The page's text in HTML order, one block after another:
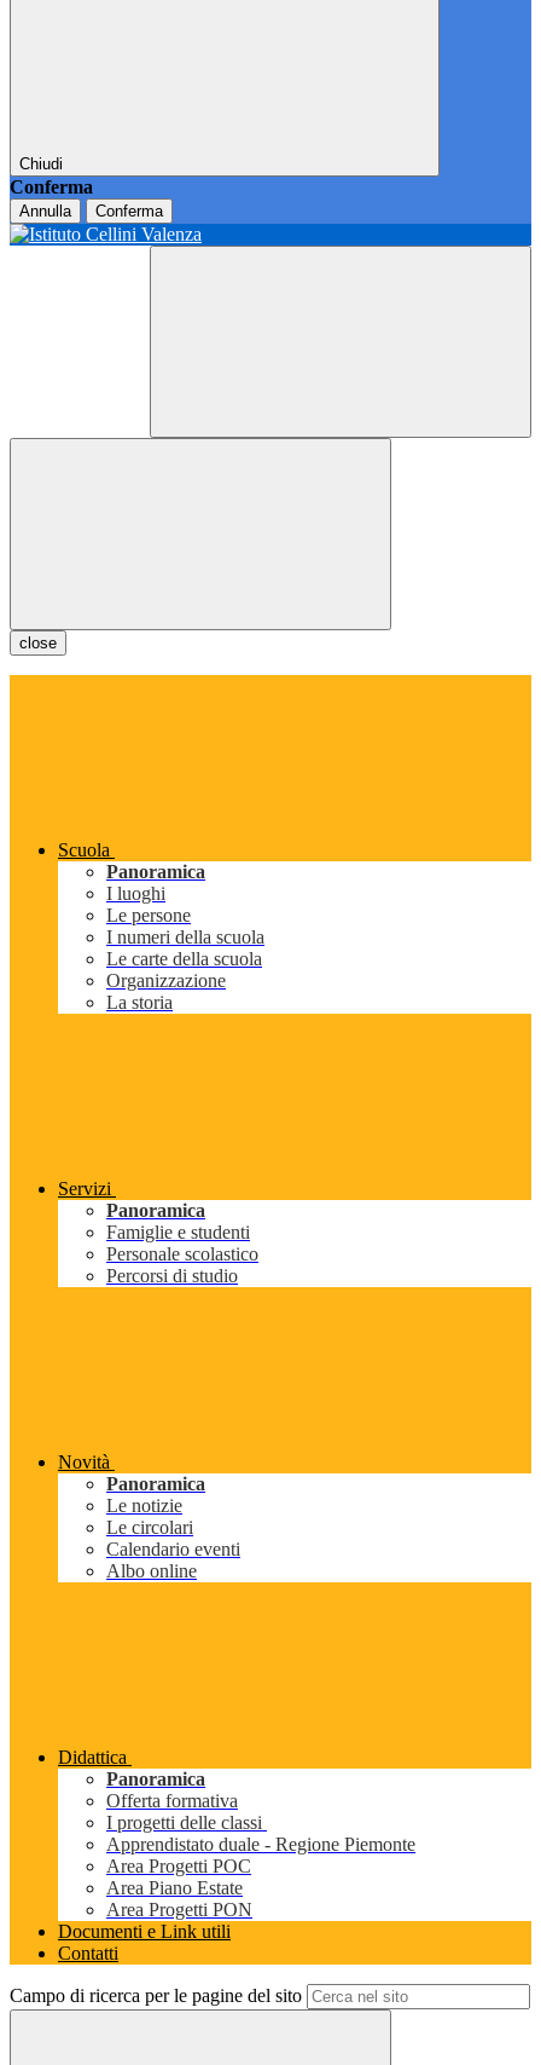
Chiudi
Conferma
Annulla Conferma
close
Scuola
Panoramica
I luoghi
Le persone
I numeri della scuola
Le carte della scuola
Organizzazione
La storia
Servizi
Panoramica
Famiglie e studenti
Personale scolastico
Percorsi di studio
Novità
Panoramica
Le notizie
Le circolari
Calendario eventi
Albo online
Didattica
Panoramica
Offerta formativa
I progetti delle classi
Apprendistato duale - Regione Piemonte
Area Progetti POC
Area Piano Estate
Area Progetti PON
Documenti e Link utili
Contatti
Campo di ricerca per le pagine del sito